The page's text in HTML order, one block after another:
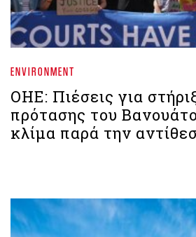
ENVIRONMENT
ΟΗΕ: Πιέσεις για
πρότασης του
κλίμα παρά την